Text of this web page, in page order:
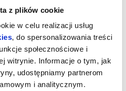
z plików cookie
w celu realizacji usług
, do spersonalizowania treści
społecznościowe i
witrynie. Informacje o tym, jak
udostępniamy partnerom
i analitycznym.